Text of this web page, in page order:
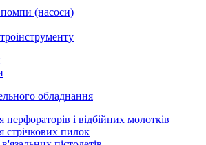
помпи (насоси)
обладнання
перфораторів і відбійних молотків
стрічкових пилок